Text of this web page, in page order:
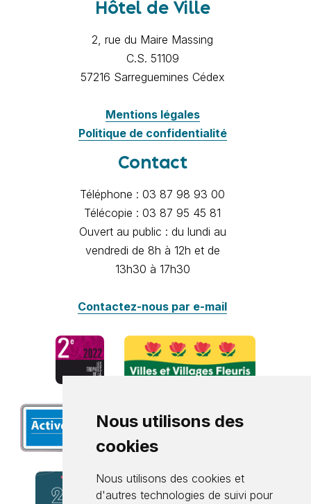
Nous utilisons des
cookies
Nous utilisons des cookies et
d'autres technologies de suivi pour
Hôtel de Ville
2, rue du Maire Massing
C.S. 51109
57216 Sarreguemines Cédex
Mentions légales
Politique de confidentialité
Contact
Téléphone : 03 87 98 93 00
Télécopie : 03 87 95 45 81
Ouvert au public : du lundi au
vendredi de 8h à 12h et de
13h30 à 17h30
Contactez-nous par e-mail